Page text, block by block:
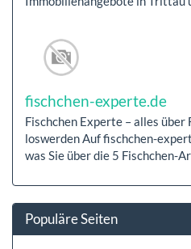
fischchen-experte.de
Fischchen Experte – alles über
loswerden Auf fischchen-
was Sie über die 5 Fischchen-
Populäre Seiten